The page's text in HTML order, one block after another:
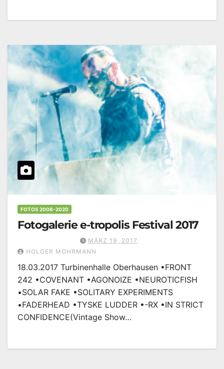
FOTOS 2008-2020
Fotogalerie e-tropolis Festival 2017
MÄRZ 19, 2017
HOLGER MOHRMANN
18.03.2017 Turbinenhalle Oberhausen •FRONT
242 •COVENANT •AGONOIZE •NEUROTICFISH
•SOLAR FAKE •SOLITARY EXPERIMENTS
•FADERHEAD •TYSKE LUDDER •-RX •IN STRICT
CONFIDENCE(Vintage Show…